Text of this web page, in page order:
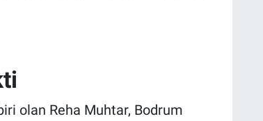
olan Reha Muhtar, Bodrum